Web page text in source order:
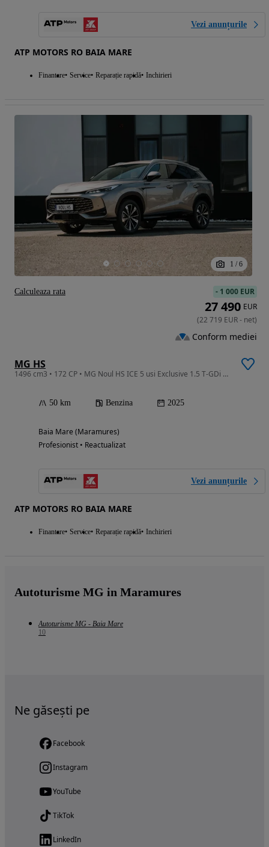
Vezi anunțurile
ATP MOTORS RO BAIA MARE
Finantare Service Reparație rapidă Inchirieri
1 / 6
MG HS
1496 cm3 • 172 CP • MG Noul HS ICE 5 usi Exclusive 1.5 T-GDi 172 CP A7
50 km Benzina 2025
Baia Mare (Maramures)
Profesionist • Reactualizat
Vezi anunțurile
ATP MOTORS RO BAIA MARE
Finantare Service Reparație rapidă Inchirieri
- 1 000 EUR
27 490 EUR
(22 719 EUR- net)
Conform mediei
Calculeaza rata
Autoturisme MG in Maramures
Autoturisme MG - Baia Mare
10
Ne găsești pe
Facebook
Instagram
YouTube
TikTok
LinkedIn